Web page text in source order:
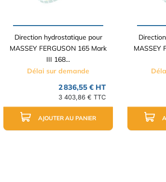
Direction hydrostatique pour
MASSEY FERGUSON 165 Mark
III 168...
Délai sur demande
2 836,55 € HT
3 403,86 € TTC
AJOUTER AU PANIER
MASSEY